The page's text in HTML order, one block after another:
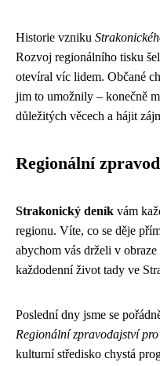
Historie vzniku
Rozvoj regionálního tisku
otevíral víc lidem. Občané
jim to umožnily – konečně
důležitých věcech a hájit
Regionální
Strakonický deník vám
regionu. Víte, co se děje
abychom vás drželi v
každodenní život tady ve
Poslední dny jsme se
Regionální zpravodajství
kulturní středisko chystá